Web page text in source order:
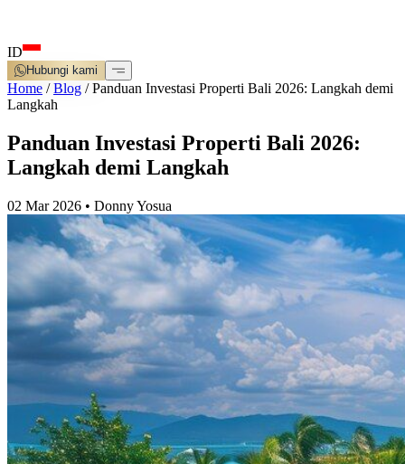
ID
Hubungi kami
Home /Blog /Panduan Investasi Properti Bali 2026: Langkah demi
Langkah
Panduan Investasi Properti Bali 2026:
Langkah demi Langkah
02 Mar 2026 • Donny Yosua